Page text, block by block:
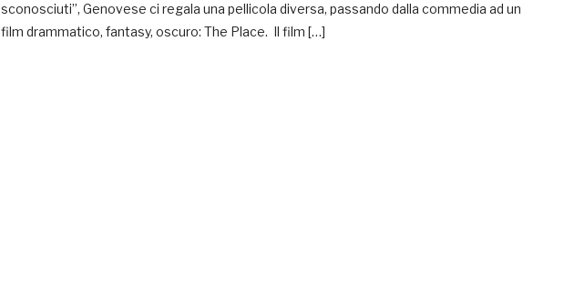
sconosciuti”, Genovese ci regala una pellicola diversa, passando dalla commedia ad un
film drammatico, fantasy, oscuro: The Place. Il film […]